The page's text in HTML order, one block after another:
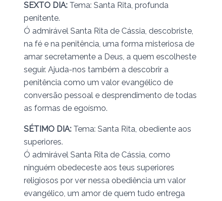
SEXTO DIA: Tema: Santa Rita, profunda
penitente.
Ó admirável Santa Rita de Cássia, descobriste,
na fé e na penitência, uma forma misteriosa de
amar secretamente a Deus, a quem escolheste
seguir. Ajuda-nos também a descobrir a
penitência como um valor evangélico de
conversão pessoal e desprendimento de todas
as formas de egoísmo.
SÉTIMO DIA: Tema: Santa Rita, obediente aos
superiores.
Ó admirável Santa Rita de Cássia, como
ninguém obedeceste aos teus superiores
religiosos por ver nessa obediência um valor
evangélico, um amor de quem tudo entrega